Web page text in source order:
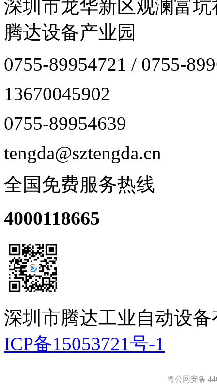
深圳市龙华新区观澜富
腾达设备产业园
0755-89954721 / 0755-
13670045902
0755-89954639
tengda@sztengda.cn
全国免费服务热线
4000118665
深圳市腾达工业自动设
ICP备15053721号-1
粤公网安备